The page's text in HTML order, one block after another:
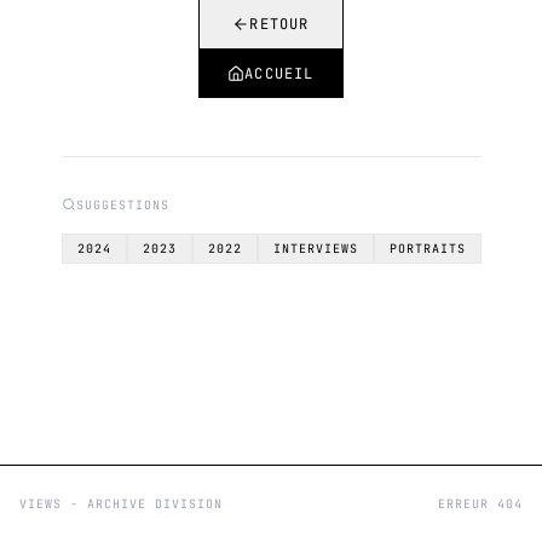
RETOUR
ACCUEIL
SUGGESTIONS
2024 2023 2022 INTERVIEWS PORTRAITS
VIEWS - ARCHIVE DIVISION ERREUR 404